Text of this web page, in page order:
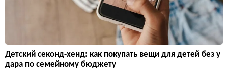
Детский секонд-хенд: как покупать вещи для детей без у
дара по семейному бюджету